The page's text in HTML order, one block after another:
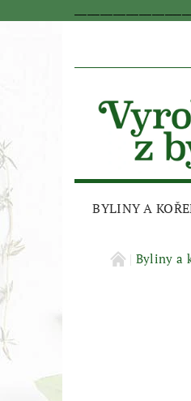
BYLINY A
AKČNÍ SLEVA
Byliny a